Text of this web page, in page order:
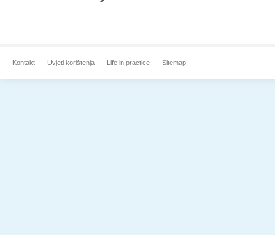
Kontakt Uvjeti korištenja Life in practice Sitemap